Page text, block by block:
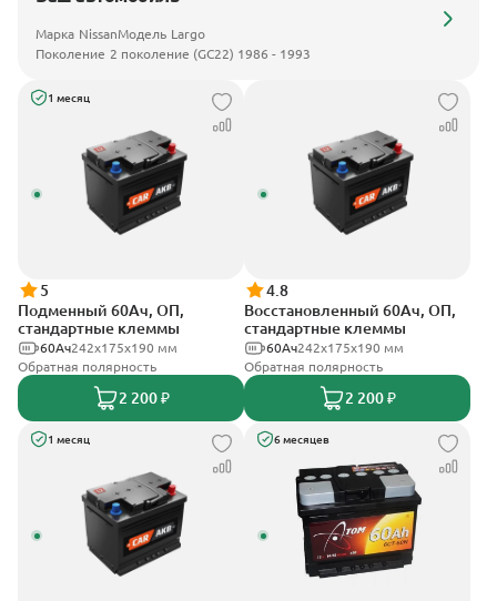
Марка NissanМодель Largo
Поколение 2 поколение (GC22) 1986 - 1993
1 месяц
5
Подменный 60Ач, ОП,
стандартные клеммы
242х175х190 мм
60Ач
Обратная полярность
2 200 ₽
4.8
Восстановленный 60Ач, ОП,
стандартные клеммы
242х175х190 мм
60Ач
Обратная полярность
2 200 ₽
1 месяц 6 месяцев